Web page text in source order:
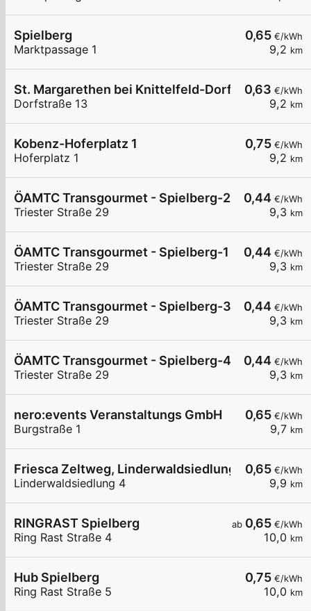
0,65 €/kWh
9,2 km
Spielberg
Marktpassage 1
0,63 €/kWh
9,2 km
St. Margarethen bei Knittelfeld-Dorfstraße 13
Dorfstraße 13
0,75 €/kWh
9,2 km
Kobenz-Hoferplatz 1
Hoferplatz 1
0,44 €/kWh
9,3 km
ÖAMTC Transgourmet - Spielberg-2
Triester Straße 29
0,44 €/kWh
9,3 km
ÖAMTC Transgourmet - Spielberg-1
Triester Straße 29
0,44 €/kWh
9,3 km
ÖAMTC Transgourmet - Spielberg-3
Triester Straße 29
0,44 €/kWh
9,3 km
ÖAMTC Transgourmet - Spielberg-4
Triester Straße 29
0,65 €/kWh
9,7 km
nero:events Veranstaltungs GmbH
Burgstraße 1
0,65 €/kWh
9,9 km
Friesca Zeltweg, Linderwaldsiedlung 32-48
Linderwaldsiedlung 4
ab 0,65 €/kWh
10,0 km
RINGRAST Spielberg
Ring Rast Straße 4
0,75 €/kWh
10,0 km
Hub Spielberg
Ring Rast Straße 5